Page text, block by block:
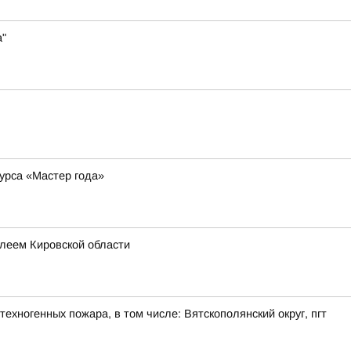
«Мастер года»
Кировской области
пожара, в том числе: Вятскополянский округ, пгт